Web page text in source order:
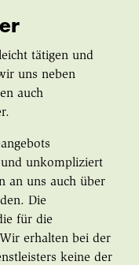
tätigen und
uns neben
auch
und unkompliziert
an uns auch über
Die
für die
erhalten bei der
keine der